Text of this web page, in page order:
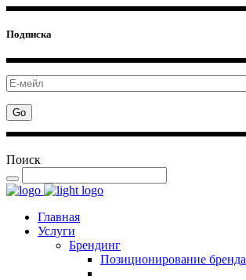
Подписка
Поиск
Главная
Услуги
Брендинг
Позиционирование бренда